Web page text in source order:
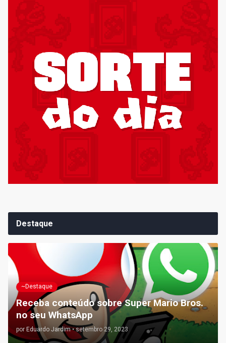
Destaque
~Destaque
Receba conteúdo sobre Super Mario Bros.
no seu WhatsApp
por Eduardo Jardim • setembro 29, 2023